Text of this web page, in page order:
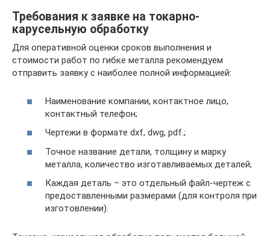
Требования к заявке на токарно-
карусельную обработку
Для оперативной оценки сроков выполнения и
стоимости работ по гибке металла рекомендуем
отправить заявку с наиболее полной информацией:
Наименование компании, контактное лицо,
контактный телефон;
Чертежи в формате dxf, dwg, pdf.;
Точное название детали, толщину и марку
металла, количество изготавливаемых деталей;
Каждая деталь – это отдельный файл-чертеж с
предоставленными размерами (для контроля при
изготовлении).